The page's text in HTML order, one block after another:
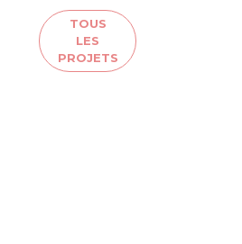
TOUS
LES
PROJETS